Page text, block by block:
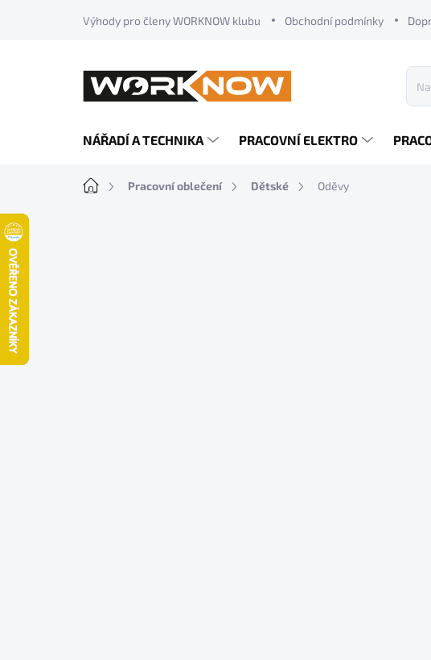
Výhody pro členy WORKNOW klubu Obchodní podmínky
NÁŘADÍ A TECHNIKA PRACOVNÍ ELEKTRO
Domů Pracovní oblečení Dětské Oděvy